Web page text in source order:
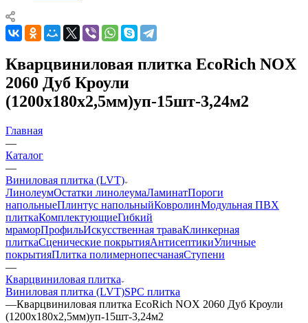
Кварцвиниловая плитка EcoRich NOX
2060 Дуб Кроули
(1200х180х2,5мм)уп-15шт-3,24м2
Главная
—
Каталог
—
Виниловая плитка (LVT)
ЛинолеумОстатки линолеумаЛаминатПороги
напольныеПлинтус напольныйКовролинМодульная ПВХ
плиткаКомплектующиеГибкий
мраморПрофильИскусственная траваКлинкерная
плиткаСценические покрытияАнтисептикиУличные
покрытияПлитка полимернопесчанаяСтупени
—
Кварцвиниловая плитка
Виниловая плитка (LVT)SPC плитка
—Кварцвиниловая плитка EcoRich NOX 2060 Дуб Кроули
(1200х180х2,5мм)уп-15шт-3,24м2